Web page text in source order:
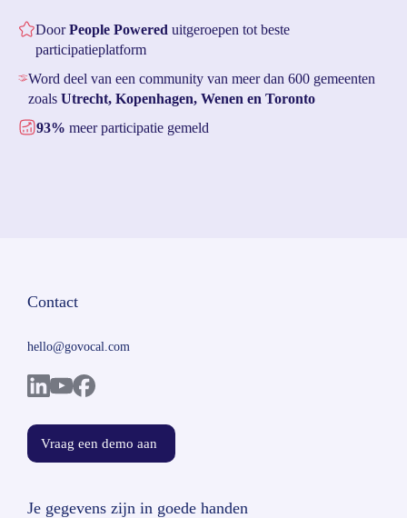
DoorPeople Powered uitgeroepen tot beste
participatieplatform
Word deel van een community van meer dan 600 gemeenten
zoalsUtrecht,Kopenhagen, Wenen en Toronto
93% meer participatie gemeld
Contact
hello@govocal.com
Vraag een demo aan
Je gegevens zijn in goede handen